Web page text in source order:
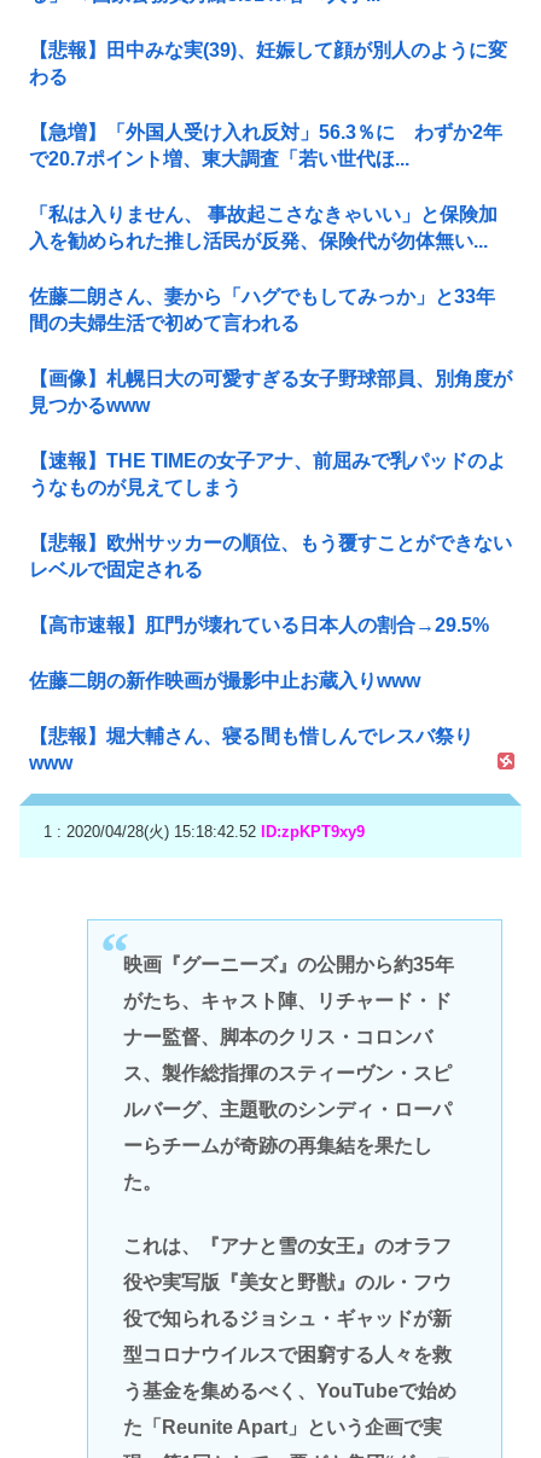
【悲報】田中みな実(39)、妊娠して顔が別人のように変
わる
【急増】「外国人受け入れ反対」56.3％に わずか2年
で20.7ポイント増、東大調査「若い世代ほ...
「私は入りません、 事故起こさなきゃいい」と保険加
入を勧められた推し活民が反発、保険代が勿体無い...
佐藤二朗さん、妻から「ハグでもしてみっか」と33年
間の夫婦生活で初めて言われる
【画像】札幌日大の可愛すぎる女子野球部員、別角度が
見つかるwww
【速報】THE TIMEの女子アナ、前屈みで乳パッドのよ
うなものが見えてしまう
【悲報】欧州サッカーの順位、もう覆すことができない
レベルで固定される
【高市速報】肛門が壊れている日本人の割合→29.5%
佐藤二朗の新作映画が撮影中止お蔵入りwww
【悲報】堀大輔さん、寝る間も惜しんでレスバ祭り
www
1 : 2020/04/28(火) 15:18:42.52 ID:zpKPT9xy9
映画『グーニーズ』の公開から約35年
がたち、キャスト陣、リチャード・ド
ナー監督、脚本のクリス・コロンバ
ス、製作総指揮のスティーヴン・スピ
ルバーグ、主題歌のシンディ・ローパ
ーらチームが奇跡の再集結を果たし
た。
これは、『アナと雪の女王』のオラフ
役や実写版『美女と野獣』のル・フウ
役で知られるジョシュ・ギャッドが新
型コロナウイルスで困窮する人々を救
う基金を集めるべく、YouTubeで始め
た「Reunite Apart」という企画で実